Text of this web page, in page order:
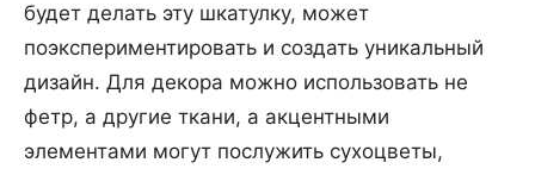
будет делать эту шкатулку, может
поэкспериментировать и создать уникальный
дизайн. Для декора можно использовать не
фетр, а другие ткани, а акцентными
элементами могут послужить сухоцветы,